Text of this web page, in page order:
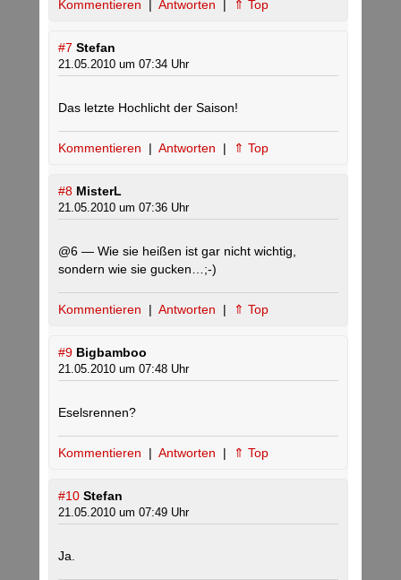
Kommentieren | Antworten | ⇑ Top
#7 Stefan
21.05.2010 um 07:34 Uhr
Das letzte Hochlicht der Saison!
Kommentieren | Antworten | ⇑ Top
#8 MisterL
21.05.2010 um 07:36 Uhr
@6 — Wie sie heißen ist gar nicht wichtig,
sondern wie sie gucken…;-)
Kommentieren | Antworten | ⇑ Top
#9 Bigbamboo
21.05.2010 um 07:48 Uhr
Eselsrennen?
Kommentieren | Antworten | ⇑ Top
#10 Stefan
21.05.2010 um 07:49 Uhr
Ja.